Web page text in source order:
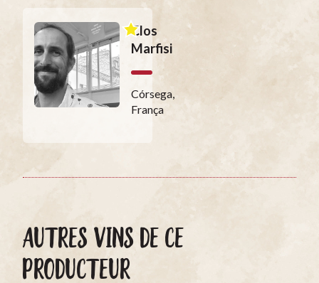
Clos
Marfisi
Córsega,
França
AUTRES VINS DE CE
PRODUCTEUR